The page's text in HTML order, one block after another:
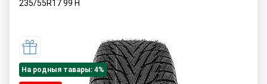
235/55R1799 H
На родныя тавары: 4%